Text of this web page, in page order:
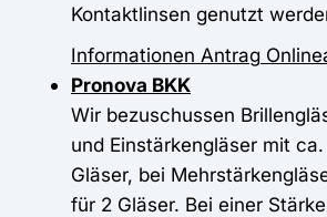
Kontaktlinsen genutzt
Informationen Antrag
Pronova BKK
Wir bezuschussen
und Einstärkengläser mit
Gläser, bei
für 2 Gläser. Bei einer